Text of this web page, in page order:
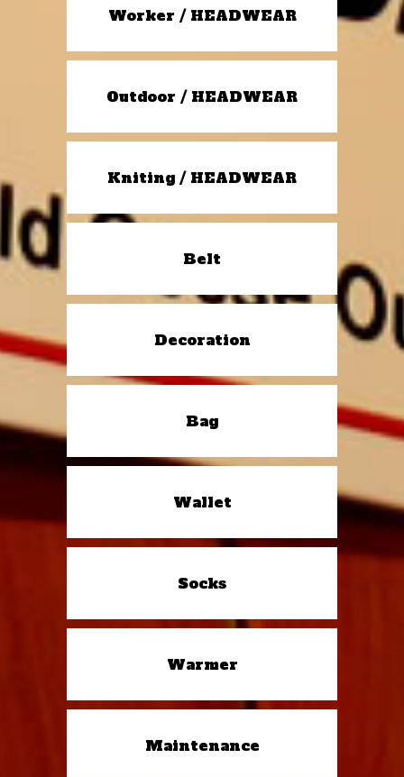
Worker / HEADWEAR
Outdoor / HEADWEAR
Kniting / HEADWEAR
Belt
Decoration
Bag
Wallet
Socks
Warmer
Maintenance